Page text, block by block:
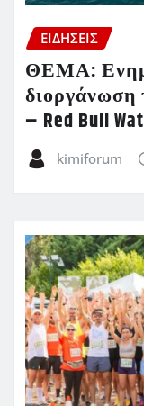
ΕΙΔΗΣΕΙΣ
ΘΕΜΑ:
διοργάνωση
– Red Bull
kimiforum